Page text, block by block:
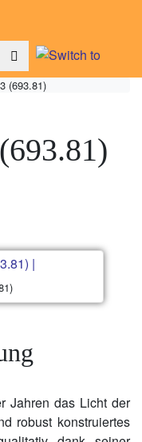
(693.81)
Jahren das Licht der
robust konstruiertes